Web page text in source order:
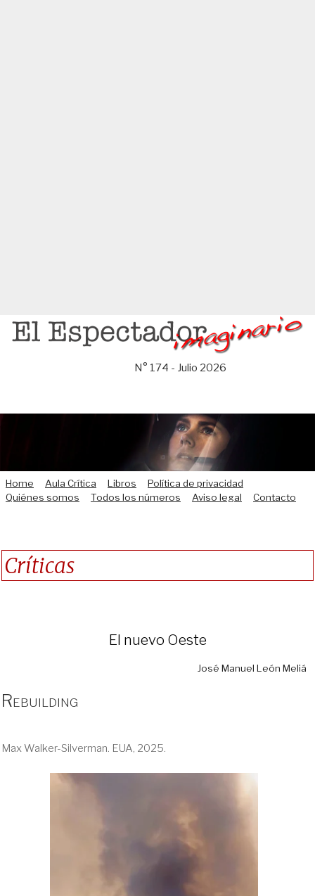
Saltar
N° 174 - Julio 2026
Home Aula Crítica Libros
Política de privacidad
Quiénes somos
Todos los números Aviso legal Contacto
Críticas
El nuevo Oeste
José Manuel León Meliá
Rebuilding
Max Walker-Silverman. EUA, 2025.